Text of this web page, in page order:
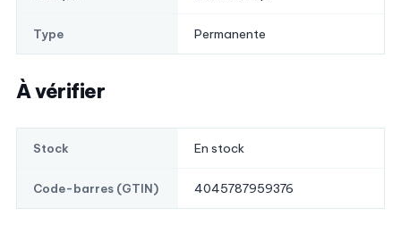
Type Permanente
À vérifier
Stock En stock
Code-barres (GTIN) 4045787959376